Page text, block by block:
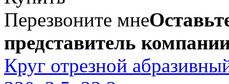
Перезвоните мне
представитель
Круг отрезной